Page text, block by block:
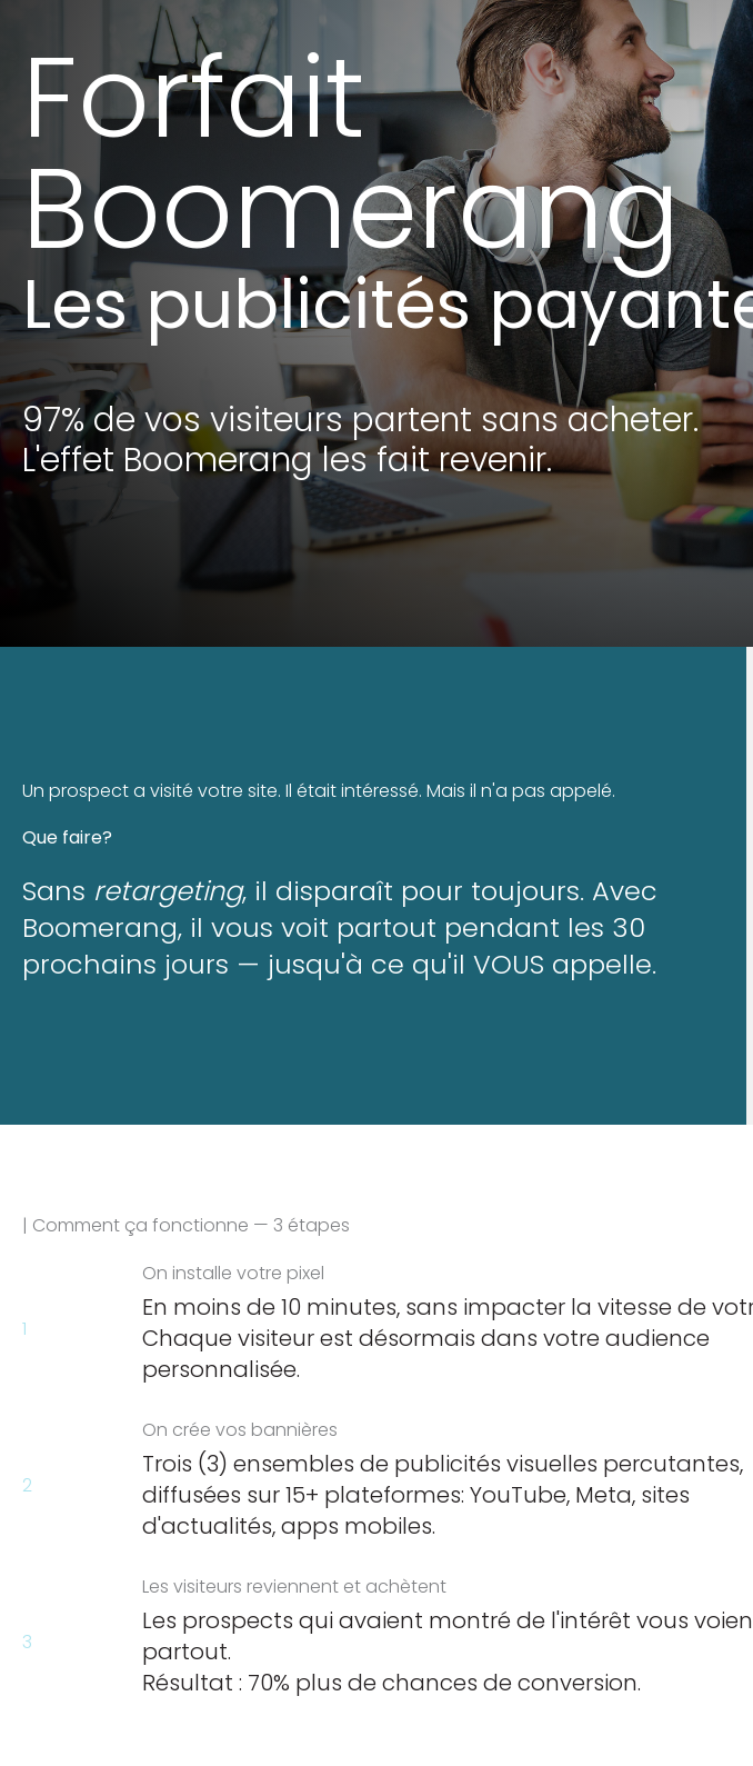
Forfait
Boomerang
Les publicités
97% de vos visiteurs partent sans acheter.
L'effet Boomerang les fait revenir.
Un prospect a visité votre site. Il était intéressé. Mais il n'a pas appelé.
Que faire?
Sans retargeting, il disparaît pour toujours. Avec
Boomerang, il vous voit partout pendant les 30
prochains jours — jusqu'à ce qu'il VOUS appelle.
| Comment ça fonctionne — 3 étapes
1
On installe votre pixel
En moins de 10 minutes, sans impacter la vitesse de
Chaque visiteur est désormais dans votre audience
personnalisée.
2
On crée vos bannières
Trois (3) ensembles de publicités visuelles percutantes,
diffusées sur 15+ plateformes: YouTube, Meta, sites
d'actualités, apps mobiles.
3
Les visiteurs reviennent et achètent
Les prospects qui avaient montré de l'intérêt vous
partout.
Résultat : 70% plus de chances de conversion.